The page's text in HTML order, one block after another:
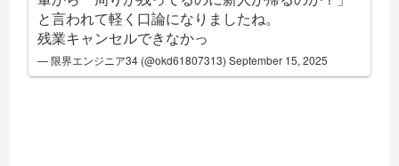
と言われて軽く口論になりましたね。
残業キャンセルできなかっ
— 限界エンジニア34 (@okd61807313)September 15, 2025